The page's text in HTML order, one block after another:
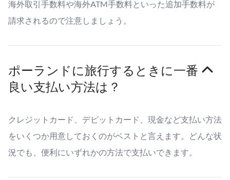
海外取引手数料や海外ATM手数料といった追加手数料が
請求されるので注意しましょう。
ポーランドに旅行するときに一番
良い支払い方法は？
クレジットカード、デビットカード、現金など支払い方法
をいくつか用意しておくのがベストと言えます。どんな状
況でも、便利にいずれかの方法で支払いできます。